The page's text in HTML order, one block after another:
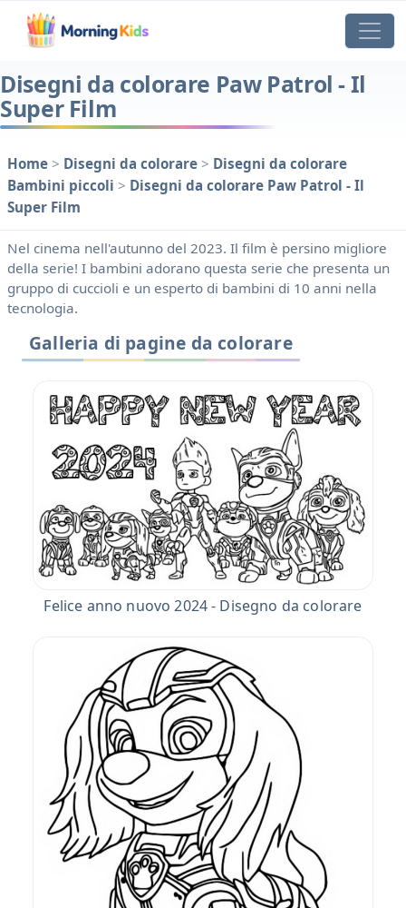
Disegni da colorare Paw Patrol - Il
Super Film
Home > Disegni da colorare > Disegni da colorare
Bambini piccoli > Disegni da colorare Paw Patrol - Il
Super Film
Nel cinema nell'autunno del 2023. Il film è persino migliore
della serie! I bambini adorano questa serie che presenta un
gruppo di cuccioli e un esperto di bambini di 10 anni nella
tecnologia.
Galleria di pagine da colorare
Felice anno nuovo 2024 - Disegno da colorare